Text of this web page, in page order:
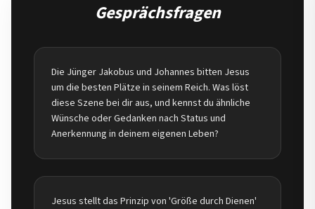
Gesprächsfragen
Die Jünger Jakobus und Johannes bitten Jesus
um die besten Plätze in seinem Reich. Was löst
diese Szene bei dir aus, und kennst du ähnliche
Wünsche oder Gedanken nach Status und
Anerkennung in deinem eigenen Leben?
Jesus stellt das Prinzip von 'Größe durch Dienen'